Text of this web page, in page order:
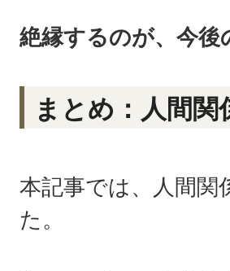
絶縁するのが、今後
まとめ：人間
本記事では、人間関
た。